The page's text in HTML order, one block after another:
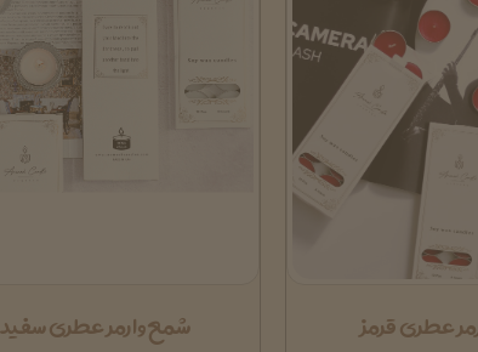
عطری قرمز شمع وارمر عطری سفید